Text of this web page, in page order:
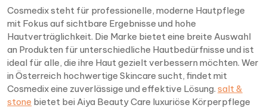
Cosmedix steht für professionelle, moderne Hautpflege
mit Fokus auf sichtbare Ergebnisse und hohe
Hautverträglichkeit. Die Marke bietet eine breite Auswahl
an Produkten für unterschiedliche Hautbedürfnisse und ist
ideal für alle, die ihre Haut gezielt verbessern möchten. Wer
in Österreich hochwertige Skincare sucht, findet mit
Cosmedix eine zuverlässige und effektive Lösung. salt &
stone bietet bei Aiya Beauty Care luxuriöse Körperpflege